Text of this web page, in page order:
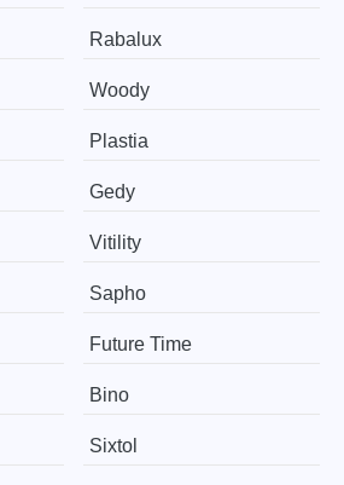
Rabalux
Woody
Plastia
Gedy
Vitility
Sapho
Future Time
Bino
Sixtol